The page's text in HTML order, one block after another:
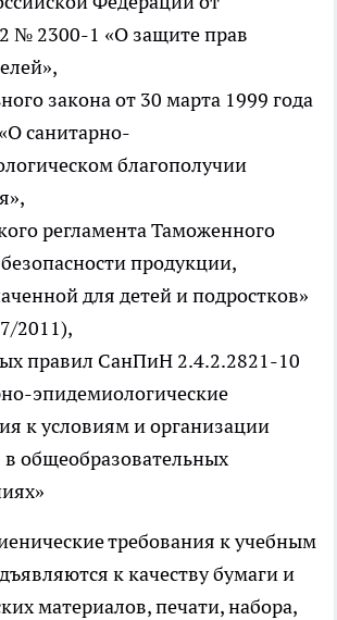
№ 2300-1 «О защите прав
закона от 30 марта 1999 года
санитарно-
благополучии
регламента Таможенного
продукции,
для детей и подростков»
2011),
правил СанПиН 2.4.2.2821-10
эпидемиологические
к условиям и организации
общеобразовательных
требования к учебным
к качеству бумаги и
материалов, печати, набора,